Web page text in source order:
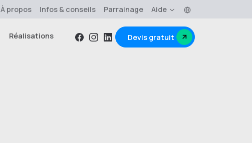
À propos Infos & conseils Parrainage Aide Langue
Réalisations
Facebook
Instagram
LinkedinDevis gratuit